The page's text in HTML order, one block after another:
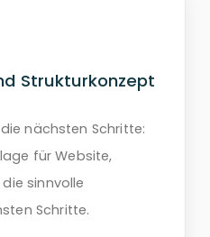
Strukturkonzept
nächsten Schritte:
für Website,
die sinnvolle
Schritte.